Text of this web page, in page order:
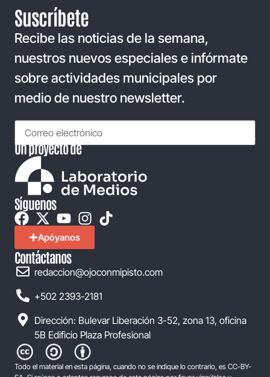
Suscríbete
Recibe las noticias de la semana,
nuestros nuevos especiales e infórmate
sobre actividades municipales por
medio de nuestro newsletter.
Un proyecto de
Síguenos
Apóyanos
Contáctanos
redaccion@ojoconmipisto.com
+502 2393-2181
Dirección: Bulevar Liberación 3-52, zona 13, oficina
5B Edificio Plaza Profesional
Todo el material en esta página, cuando no se indique lo contrario, es CC-BY-